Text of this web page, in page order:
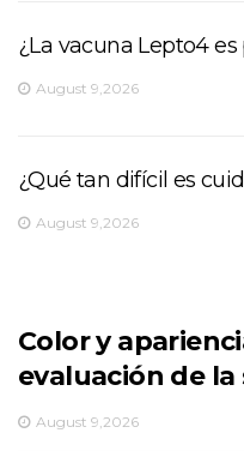
¿La vacuna Lepto4
August 9,2026
¿Qué tan difícil es
August 9,2026
Color y
evaluación de
August 9,2026